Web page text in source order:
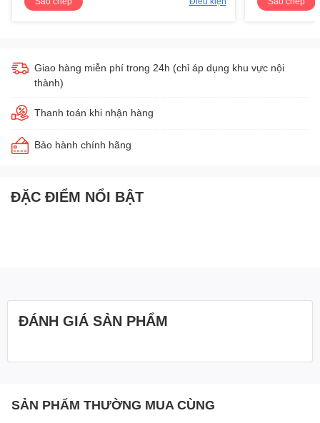
Giao hàng miễn phí trong 24h (chỉ áp dụng khu vực nội
thành)
Thanh toán khi nhận hàng
Bảo hành chính hãng
ĐẶC ĐIỂM NỔI BẬT
ĐÁNH GIÁ SẢN PHẨM
SẢN PHẨM THƯỜNG MUA CÙNG